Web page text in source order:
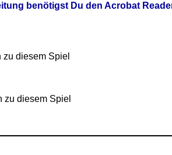
benötigst Du den Acrobat
diesem Spiel
zu diesem Spiel